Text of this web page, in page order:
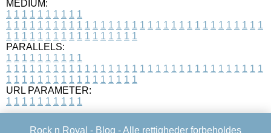
MEDIUM:
1 1 1 1 1 1 1 1 1 1
1 1 1 1 1 1 1 1 1 1 1 1 1 1 1 1 1 1 1 1 1 1 1 1 1 1 1 1 1 1 1 1 1
1 1 1 1 1 1 1 1 1 1 1 1 1 1 1 1 1
PARALLELS:
1 1 1 1 1 1 1 1 1 1
1 1 1 1 1 1 1 1 1 1 1 1 1 1 1 1 1 1 1 1 1 1 1 1 1 1 1 1 1 1 1 1 1
1 1 1 1 1 1 1 1 1 1 1 1 1 1 1 1 1
URL PARAMETER:
1 1 1 1 1 1 1 1 1 1
Rock n Royal - Blog - Alle rettigheder forbeholdes